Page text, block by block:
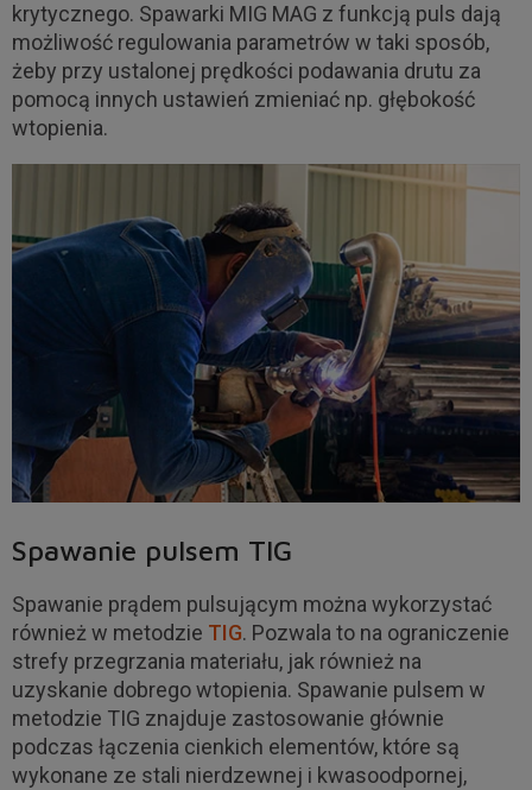
krytycznego. Spawarki MIG MAG z funkcją puls dają
możliwość regulowania parametrów w taki sposób,
żeby przy ustalonej prędkości podawania drutu za
pomocą innych ustawień zmieniać np. głębokość
wtopienia.
Spawanie pulsem TIG
Spawanie prądem pulsującym można wykorzystać
również w metodzie TIG. Pozwala to na ograniczenie
strefy przegrzania materiału, jak również na
uzyskanie dobrego wtopienia. Spawanie pulsem w
metodzie TIG znajduje zastosowanie głównie
podczas łączenia cienkich elementów, które są
wykonane ze stali nierdzewnej i kwasoodpornej,